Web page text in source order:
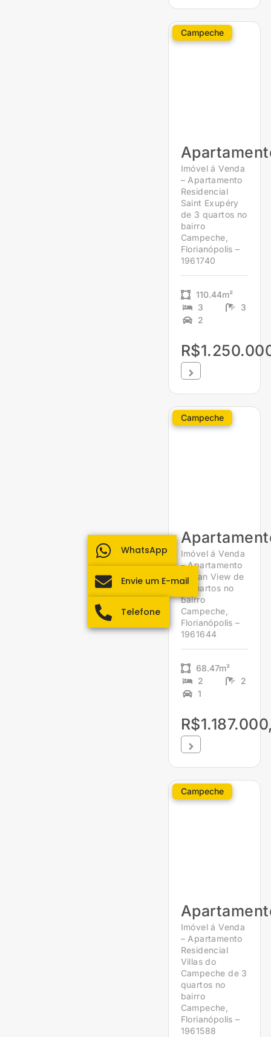
Campeche
Imóvel á Venda
– Apartamento
Residencial
Saint Exupéry
de 3 quartos no
bairro
Campeche,
Florianópolis –
1961740
110.44m²
3
3
2
Campeche
Imóvel á Venda
– Apartamento
Ocean View de
2 quartos no
bairro
Campeche,
Florianópolis –
1961644
68.47m²
2
2
1
Campeche
Imóvel á Venda
– Apartamento
Residencial
Villas do
Campeche de 3
quartos no
bairro
Campeche,
Florianópolis –
1961588
WhatsApp
Envie um E-mail
Telefone